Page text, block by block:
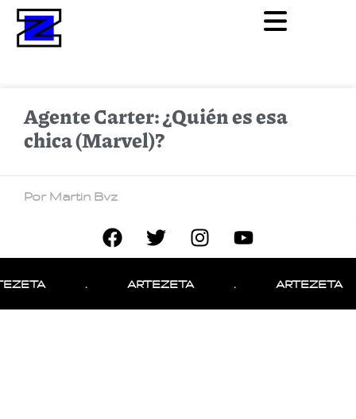
Agente Carter: ¿Quién es esa
chica (Marvel)?
Por Martin Bvz
ARTEZETA ARTEZETA